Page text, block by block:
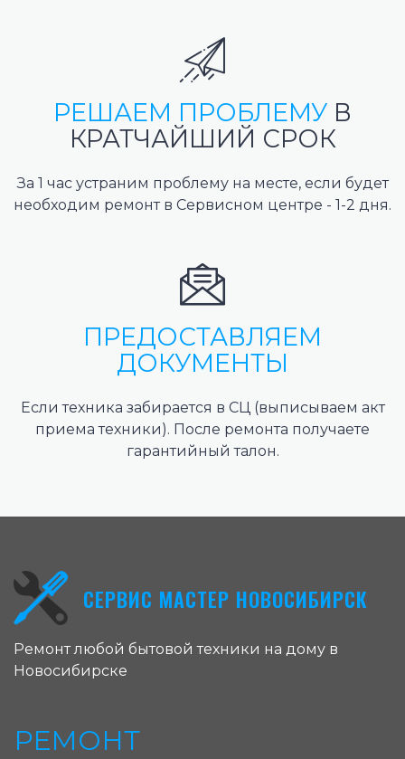
РЕШАЕМ ПРОБЛЕМУ В
КРАТЧАЙШИЙ СРОК
За 1 час устраним проблему на месте, если будет
необходим ремонт в Сервисном центре - 1-2 дня.
ПРЕДОСТАВЛЯЕМ
ДОКУМЕНТЫ
Если техника забирается в СЦ (выписываем акт
приема техники). После ремонта получаете
гарантийный талон.
СЕРВИС МАСТЕР НОВОСИБИРСК
Ремонт любой бытовой техники на дому в
Новосибирске
РЕМОНТ